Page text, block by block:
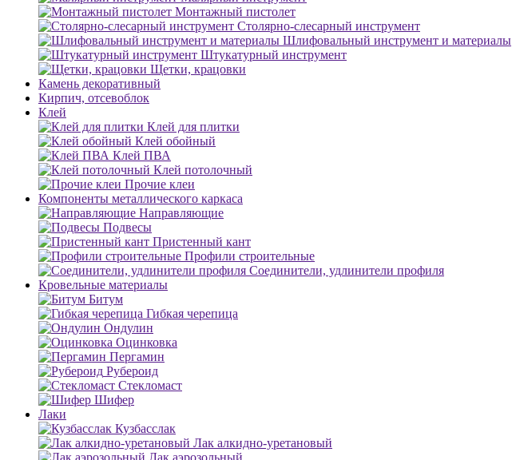
Монтажный пистолет
Столярно-слесарный инструмент
Шлифовальный инструмент и материалы
Штукатурный инструмент
Щетки, крацовки
Камень декоративный
Кирпич, отсевоблок
Клей
Клей для плитки
Клей обойный
Клей ПВА
Клей потолочный
Прочие клеи
Компоненты металлического каркаса
Направляющие
Подвесы
Пристенный кант
Профили строительные
Соединители, удлинители профиля
Кровельные материалы
Битум
Гибкая черепица
Ондулин
Оцинковка
Пергамин
Рубероид
Стекломаст
Шифер
Лаки
Кузбасслак
Лак алкидно-уретановый
Лак аэрозольный